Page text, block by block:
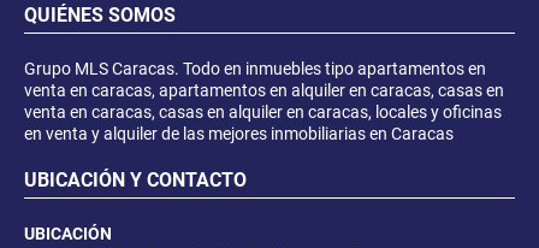
QUIÉNES SOMOS
Grupo MLS Caracas. Todo en inmuebles tipo apartamentos en
venta en caracas, apartamentos en alquiler en caracas, casas en
venta en caracas, casas en alquiler en caracas, locales y oficinas
en venta y alquiler de las mejores inmobiliarias en Caracas
UBICACIÓN Y CONTACTO
UBICACIÓN